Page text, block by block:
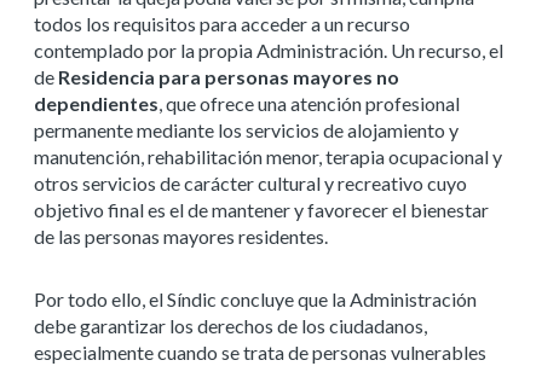
todos los requisitos para acceder a un recurso
contemplado por la propia Administración. Un recurso, el
de Residencia para personas mayores no
dependientes, que ofrece una atención profesional
permanente mediante los servicios de alojamiento y
manutención, rehabilitación menor, terapia ocupacional y
otros servicios de carácter cultural y recreativo cuyo
objetivo final es el de mantener y favorecer el bienestar
de las personas mayores residentes.
Por todo ello, el Síndic concluye que la Administración
debe garantizar los derechos de los ciudadanos,
especialmente cuando se trata de personas vulnerables